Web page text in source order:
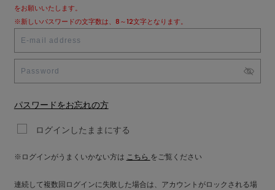
新着商品
PRE ORDER
SALE
NEWS
をお願いいたします。
※新しいパスワードの文字数は、8～12文字となります。
パスワードをお忘れの方
ログインしたままにする
※ログインがうまくいかない方は こちら をご覧ください
連続して複数回ログインに失敗した場合は、アカウントがロックされる場